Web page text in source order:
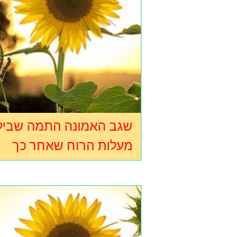
שגב האמונה התמה
מעלות הרוח שאחר כך